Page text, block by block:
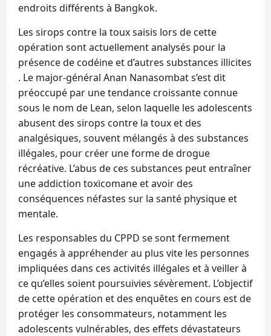
endroits différents à Bangkok.
Les sirops contre la toux saisis lors de cette
opération sont actuellement analysés pour la
présence de codéine et d’autres substances illicites
. Le major-général Anan Nanasombat s’est dit
préoccupé par une tendance croissante connue
sous le nom de Lean, selon laquelle les adolescents
abusent des sirops contre la toux et des
analgésiques, souvent mélangés à des substances
illégales, pour créer une forme de drogue
récréative. L’abus de ces substances peut entraîner
une addiction toxicomane et avoir des
conséquences néfastes sur la santé physique et
mentale.
Les responsables du CPPD se sont fermement
engagés à appréhender au plus vite les personnes
impliquées dans ces activités illégales et à veiller à
ce qu’elles soient poursuivies sévèrement. L’objectif
de cette opération et des enquêtes en cours est de
protéger les consommateurs, notamment les
adolescents vulnérables, des effets dévastateurs